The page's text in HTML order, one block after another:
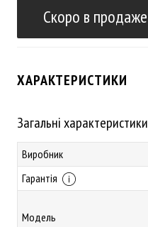
Скоро в продаже
ХАРАКТЕРИСТИКИ
Загальні характеристики
Виробник
Гарантія
Модель